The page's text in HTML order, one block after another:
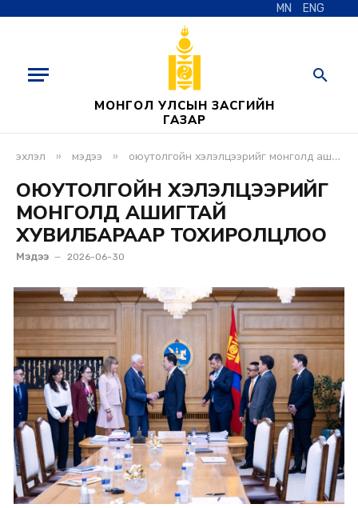
MN ENG
МОНГОЛ УЛСЫН ЗАСГИЙН
ГАЗАР
эхлэл » мэдээ » оюутолгойн хэлэлцээрийг монголд ашигтай хувилбараар тохиролцлоо
ОЮУТОЛГОЙН ХЭЛЭЛЦЭЭРИЙГ
МОНГОЛД АШИГТАЙ
ХУВИЛБАРААР ТОХИРОЛЦЛОО
Мэдээ 2026-06-30